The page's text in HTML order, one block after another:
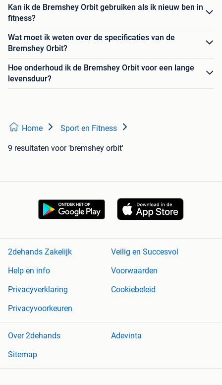
Kan ik de Bremshey Orbit gebruiken als ik nieuw ben in
fitness?
Wat moet ik weten over de specificaties van de
Bremshey Orbit?
Hoe onderhoud ik de Bremshey Orbit voor een lange
levensduur?
Home Sport en Fitness
9 resultaten voor 'bremshey orbit'
2dehands Zakelijk
Veilig en Succesvol
Help en info
Voorwaarden
Privacyverklaring
Cookiebeleid
Privacyvoorkeuren
Over 2dehands
Adevinta
Sitemap